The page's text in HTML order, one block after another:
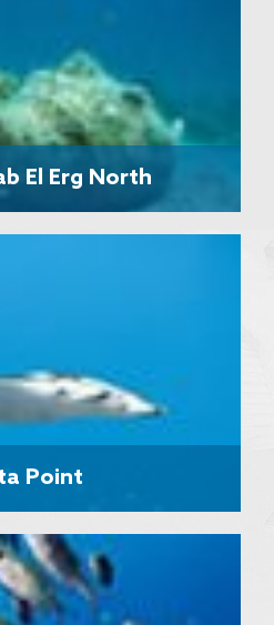
El Erg North
Point